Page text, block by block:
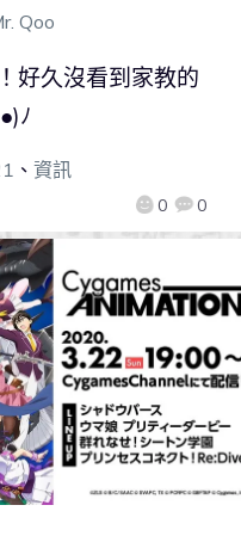
Qoo
0 0
好久沒看到家教的
ﾉ
、 資訊